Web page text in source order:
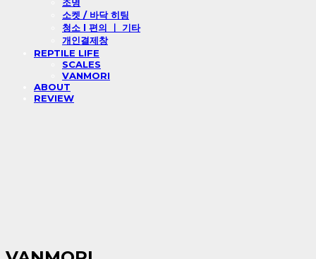
조명
소켓 / 바닥 히팅
청소 l 편의 ㅣ 기타
개인결제창
REPTILE LIFE
SCALES
VANMORI
ABOUT
REVIEW